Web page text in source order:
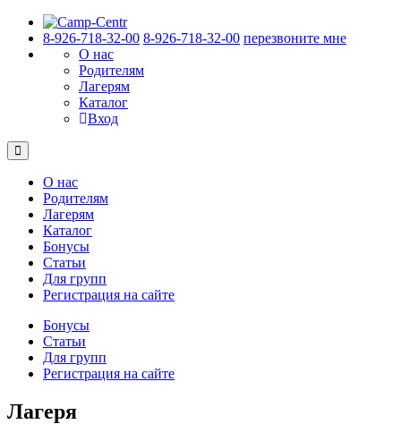
8-926-718-32-00 8-926-718-32-00 перезвоните мне
О нас
Родителям
Лагерям
Каталог
Вход
О нас
Родителям
Лагерям
Каталог
Бонусы
Статьи
Для групп
Регистрация на сайте
Бонусы
Статьи
Для групп
Регистрация на сайте
Лагеря